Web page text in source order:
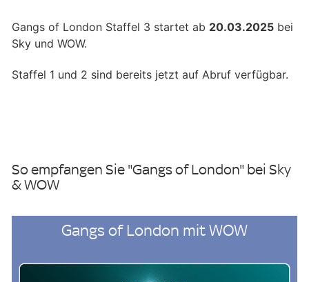
Gangs of London Staffel 3 startet ab 20.03.2025 bei
Sky und WOW.
Staffel 1 und 2 sind bereits jetzt auf Abruf verfügbar.
So empfangen Sie "Gangs of London" bei Sky
& WOW
Gangs of London mit WOW